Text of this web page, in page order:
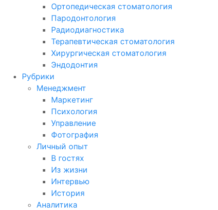
Ортопедическая стоматология
Пародонтология
Радиодиагностика
Терапевтическая стоматология
Хирургическая стоматология
Эндодонтия
Рубрики
Менеджмент
Маркетинг
Психология
Управление
Фотография
Личный опыт
В гостях
Из жизни
Интервью
История
Аналитика